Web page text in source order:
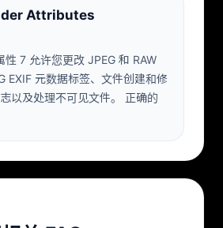
Attributes
7 允许您更改 JPEG 和 RAW
EXIF 元数据标签、文件创建和修
以及处理不可见文件。 正确的